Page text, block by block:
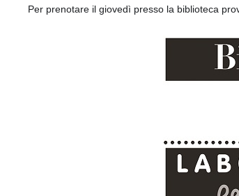
Per prenotare il giovedì presso la biblioteca